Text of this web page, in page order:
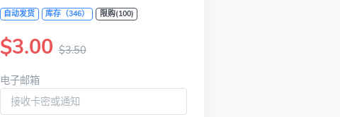
自动发货 库存（346） 限购(100)
$3.00 $3.50
电子邮箱